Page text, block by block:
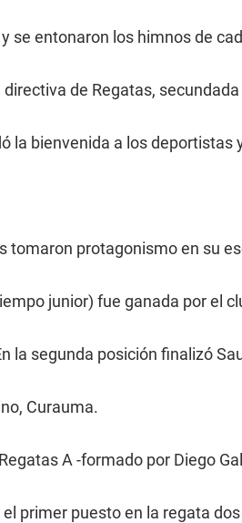
se entonaron los himnos de
de Regatas, secundada
la bienvenida a los deportistas
tomaron protagonismo en su
junior) fue ganada por el
la segunda posición finalizó
Curauma.
A -formado por Diego
primer puesto en la regata